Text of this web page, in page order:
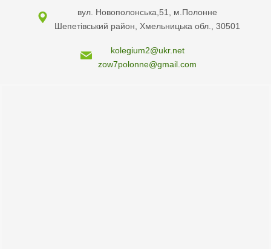
вул. Новополонська,51, м.Полонне
Шепетівський район, Хмельницька обл., 30501
kolegium2@ukr.net
zow7polonne@gmail.com